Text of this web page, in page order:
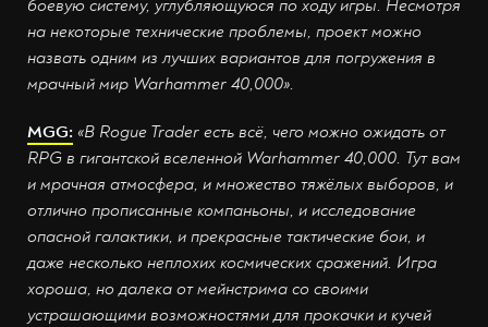
боевую систему, углубляющуюся по ходу игры. Несмотря
на некоторые технические проблемы, проект можно
назвать одним из лучших вариантов для погружения в
мрачный мир Warhammer 40,000».
MGG: «В Rogue Trader есть всё, чего можно ожидать от
RPG в гигантской вселенной Warhammer 40,000. Тут вам
и мрачная атмосфера, и множество тяжёлых выборов, и
отлично прописанные компаньоны, и исследование
опасной галактики, и прекрасные тактические бои, и
даже несколько неплохих космических сражений. Игра
хороша, но далека от мейнстрима со своими
устрашающими возможностями для прокачки и кучей